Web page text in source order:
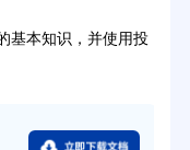
本知识，并使用投